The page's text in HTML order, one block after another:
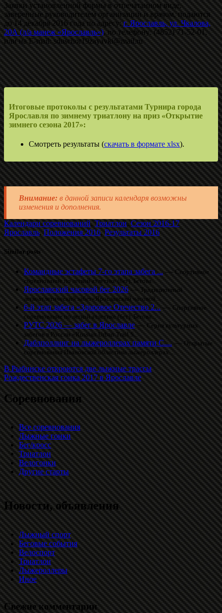
Заявки установленной формы в отпечатанном виде,
заверенные руководителем организации и врачом, подаются
до 14 декабря 2016 года по адресу:г. Ярославль, ул. Чкалова,
20А (л/а манеж «Ярославль»), по телефону: (4852) 71-52-01,
или на E-mail: sduschor19zayavki@mail.ru
Итоговые протоколы с результатами Турнира города
Ярославля по зимнему триатлону на приз «Открытие
зимнего сезона 2017»:
Смотреть результаты (скачать в формате xlsx).
Внимание: в данной записи календаря возможны
изменения и дополнения.
Календари соревнований,Триатлон,Сезон 2016-17
Ярославль,Положения 2016,Результаты 2016
Similar posts
Командные эстафеты 7-го этапа забега ...—Спортивное
соревнование по легкой атлетике (бег). Бегова...
Ярославский часовой бег 2026—Традиционный
легкоатлетический забег«Ярославский часовой...
6-й этап забега «Здоровое Отечество 2...—Спортивное
соревнование по легкой атлетике (бег). Бегова...
РУТС 2026 — забег в Ярославле—Серия культурных
забегов в России «Russian Urban Trail S...
Даблполлинг на лыжероллерах памяти С....—Открытые
соревнования Ивановской областина лыжероллерах....
В Рыбинске откроются две лыжные трассы
Рождественская гонка 2017 в Ярославле
Соревнования
Все соревнования
Лыжные гонки
Бег/кросс
Триатлон
Велогонки
Другие старты
Новости, объявления
Лыжный спорт
Беговые события
Велоспорт
Триатлон
Лыжероллеры
Иное
Свежие комментарии